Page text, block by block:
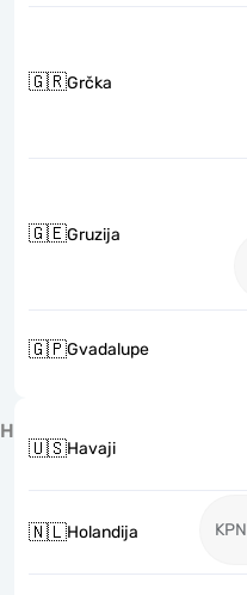
🇬🇷Grčka
🇬🇪Gruzija
🇬🇵Gvadalupe
H
🇺🇸Havaji
🇳🇱Holandija KPN